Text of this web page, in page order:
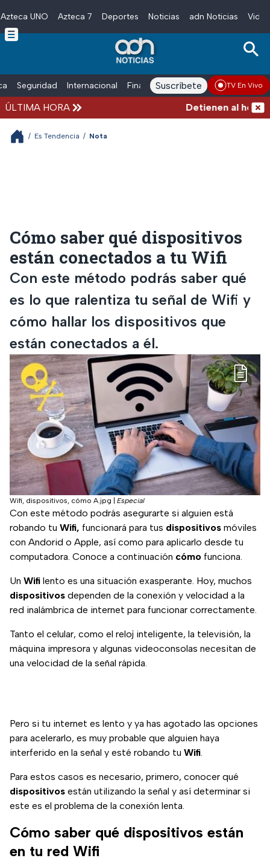
Skip to main content
Azteca UNO Azteca 7 Deportes Noticias adn Noticias
Seguridad Internacional Finanzas adn Noticias Radio
Suscríbete TV En Vivo
ÚLTIMA HORA Detienen al
/ Es Tendencia / Nota
Cómo saber qué dispositivos
están conectados a tu Wifi
Con este método podrás saber qué
es lo que ralentiza tu señal de Wifi y
cómo hallar los dispositivos que
están conectados a él.
Wifi, dispositivos, cómo A.jpg Especial
Con este método podrás asegurarte si alguien está
robando tu Wifi, funcionará para tus dispositivos móviles
con Andorid o Apple, así como para aplicarlo desde tu
computadora. Conoce a continuación cómo funciona.
Un Wifi lento es una situación exasperante. Hoy, muchos
dispositivos dependen de la conexión y velocidad a la
red inalámbrica de internet para funcionar correctamente.
Tanto el celular, como el reloj inteligente, la televisión, la
máquina impresora y algunas videoconsolas necesitan de
una velocidad de la señal rápida.
Pero si tu internet es lento y ya has agotado las opciones
para acelerarlo, es muy probable que alguien haya
interferido en la señal y esté robando tu Wifi.
Para estos casos es necesario, primero, conocer qué
dispositivos están utilizando la señal y así determinar si
este es el problema de la conexión lenta.
Cómo saber qué dispositivos están
en tu red Wifi